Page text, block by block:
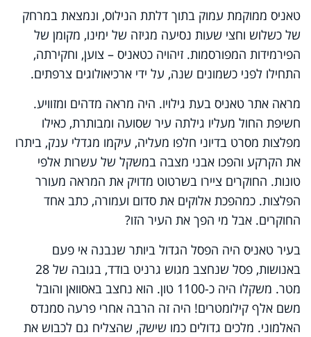
טאניס ממוקמת עמוק בתוך דלתת הנילוס, ונמצאת במרחק
של כשלוש וחצי שעות נסיעה מגיזה של ימינו, מקומן של
הפירמידות המפורסמות. זיהויה כטאניס – צוען, וחקירתה,
התחילו לפני כשמונים שנה, על ידי ארכיאולוגים צרפתים.
מראה אתר טאניס בעת גילויו. היה מראה מדהים ומזוויע.
חשיפת החול מעליו גילתה עיר שסועה ומבותרת, כאילו
מפלצות מסרט בדיוני חלפו מעליה, עיקמו מגדלי ענק, ביתרו
את הקרקע והפכו אבני מצבה במשקל של עשרות אלפי
טונות. החוקרים ציירו בשרטוט מדויק את המראה מעורר
הפלצות. כמהפכת אלוקים את סדום ועמורה, כתב אחד
החוקרים. אבל מי הפך את העיר הזו?
בעיר טאניס היה הפסל הגדול ביותר שנבנה אי פעם
באנושות, פסל שנחצב מגוש גרניט בודד, בגובה של 28
מטר. משקלו היה כ-1100 טון. הוא נחצב באסוואן והובל
משם אלף קילומטרים! היה זה הרבה אחרי פרעה סמנדס
האלמוני. מלכים גדולים כמו שישק, שהצליח גם לכבוש את